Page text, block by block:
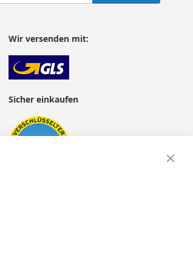
Wir versenden mit:
Sicher einkaufen
Close